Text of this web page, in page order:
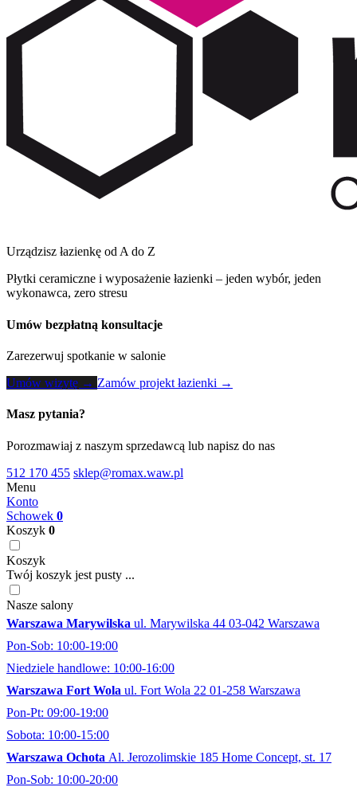
Urządzisz łazienkę od A do Z
Płytki ceramiczne i wyposażenie łazienki – jeden wybór, jeden
wykonawca, zero stresu
Umów bezpłatną konsultacje
Zarezerwuj spotkanie w salonie
Umów wizytę → Zamów projekt łazienki →
Masz pytania?
Porozmawiaj z naszym sprzedawcą lub napisz do nas
512 170 455 sklep@romax.waw.pl
Menu
Konto
Schowek 0
Koszyk 0
Koszyk
Twój koszyk jest pusty ...
Nasze salony
Warszawa Marywilska ul. Marywilska 44 03-042 Warszawa
Pon-Sob: 10:00-19:00
Niedziele handlowe: 10:00-16:00
Warszawa Fort Wola ul. Fort Wola 22 01-258 Warszawa
Pon-Pt: 09:00-19:00
Sobota: 10:00-15:00
Warszawa Ochota Al. Jerozolimskie 185 Home Concept, st. 17
Pon-Sob: 10:00-20:00